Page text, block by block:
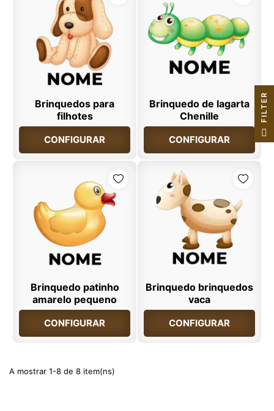
Brinquedos para
filhotes
CONFIGURAR
Brinquedo de lagarta
Chenille
CONFIGURAR
Brinquedo patinho
amarelo pequeno
CONFIGURAR
Brinquedo brinquedos
vaca
CONFIGURAR
A mostrar 1-8 de 8 item(ns)
R